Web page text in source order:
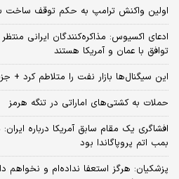
اولین واکنش ترامپ به حکم توقف ساخت
ادعای اکسیوس: مذاکره‌کنندگان ایرانی
توافق با عمان و آمریکا هستند
این سیگنال‌ها بازار نفت را متلاطم کرد +
حملات به کشتی‌های اماراتی در تنگه هرمز
افشاگری یک مقام سابق آمریکا درباره
بمب اتم پروپاگاندا بود
پزشکیان: هرگز استعفا نداده‌ام و نخواهم